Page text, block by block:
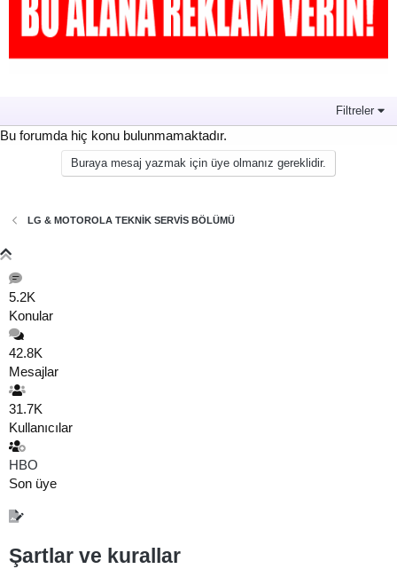
Filtreler
Bu forumda hiç konu bulunmamaktadır.
Buraya mesaj yazmak için üye olmanız gereklidir.
LG & MOTOROLA TEKNİK SERVİS BÖLÜMÜ
5.2K
Konular
42.8K
Mesajlar
31.7K
Kullanıcılar
HBO
Son üye
Şartlar ve kurallar